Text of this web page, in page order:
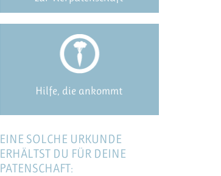
Hilfe, die ankommt
EINE SOLCHE URKUNDE
ERHÄLTST DU FÜR DEINE
PATENSCHAFT: